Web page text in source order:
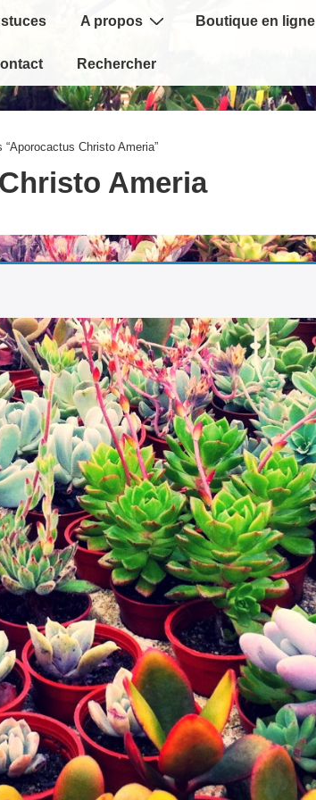
A propos Boutique en ligne
Rechercher
Christo Ameria”
Ameria